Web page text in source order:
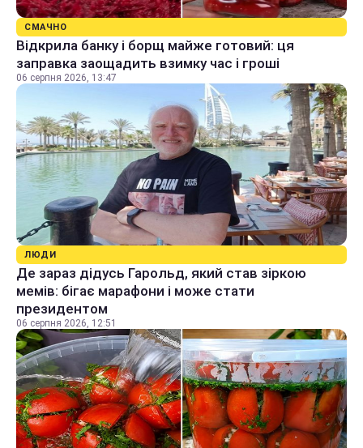
СМАЧНО
Відкрила банку і борщ майже готовий: ця
заправка заощадить взимку час і гроші
06 серпня 2026, 13:47
ЛЮДИ
Де зараз дідусь Гарольд, який став зіркою
мемів: бігає марафони і може стати
президентом
06 серпня 2026, 12:51